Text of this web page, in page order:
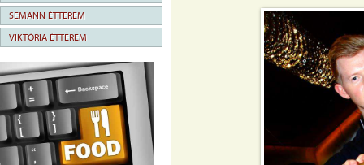
SEMANN ÉTTEREM
VIKTÓRIA ÉTTEREM